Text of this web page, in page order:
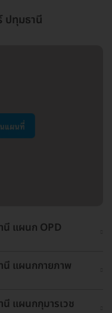
ปทุมธานี
นี แผนก OPD
นี แผนกกายภาพ
นี แผนกกุมารเวช